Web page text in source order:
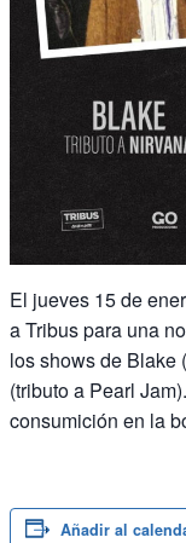
El jueves 15 de
a Tribus para una
los shows de Blake
(tributo a Pearl
consumición en la
Añadir al